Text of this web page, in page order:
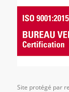
Site protégé par